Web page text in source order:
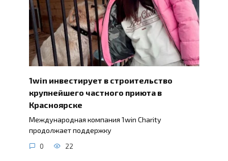
1win инвестирует в строительство
крупнейшего частного приюта в
Красноярске
Международная компания 1win Charity
продолжает поддержку
0 22